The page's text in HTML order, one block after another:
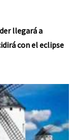
llegará a
con el eclipse